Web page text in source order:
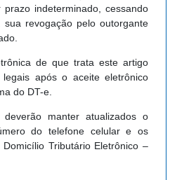
indeterminado, cessando
revogação pelo outorgante
de que trata este artigo
após o aceite eletrônico
do DT-e.
deverão manter atualizados o
do telefone celular e os
Tributário Eletrônico –